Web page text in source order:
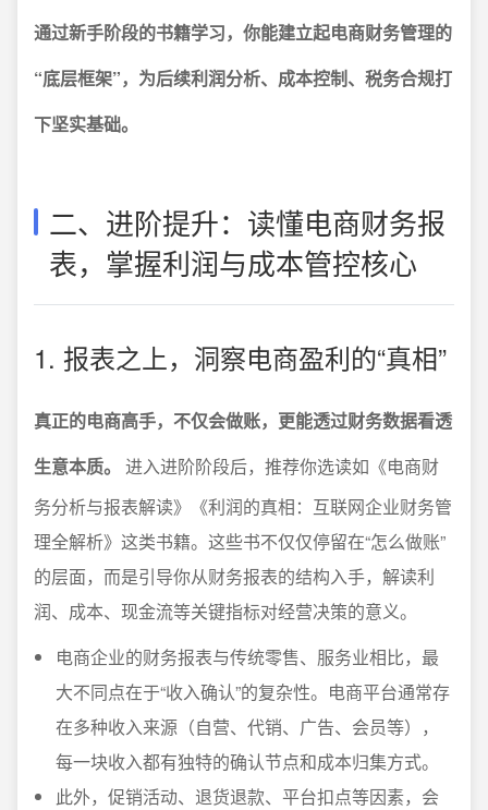
通过新手阶段的书籍学习，你能建立起电商财务管理的
“底层框架”，为后续利润分析、成本控制、税务合规打
下坚实基础。
二、进阶提升：读懂电商财务报
表，掌握利润与成本管控核心
1. 报表之上，洞察电商盈利的“真相”
真正的电商高手，不仅会做账，更能透过财务数据看透
生意本质。
进入进阶阶段后，推荐你选读如《电商财
务分析与报表解读》《利润的真相：互联网企业财务管
理全解析》这类书籍。这些书不仅仅停留在“怎么做账”
的层面，而是引导你从财务报表的结构入手，解读利
润、成本、现金流等关键指标对经营决策的意义。
电商企业的财务报表与传统零售、服务业相比，最
大不同点在于“收入确认”的复杂性。电商平台通常存
在多种收入来源（自营、代销、广告、会员等），
每一块收入都有独特的确认节点和成本归集方式。
此外，促销活动、退货退款、平台扣点等因素，会